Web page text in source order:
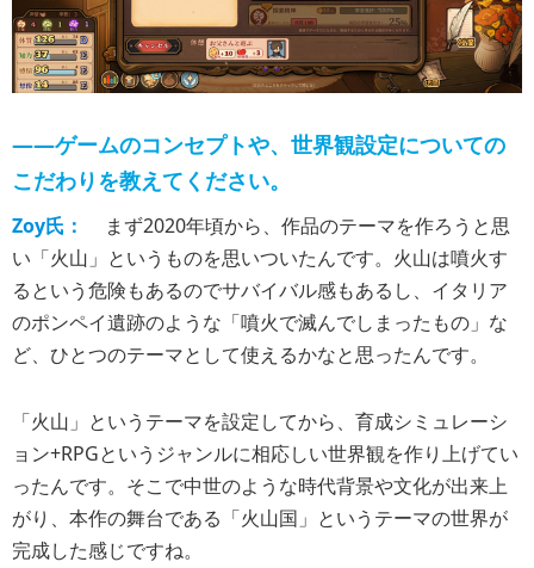
――ゲームのコンセプトや、世界観設定についての
こだわりを教えてください。
Zoy氏：
まず2020年頃から、作品のテーマを作ろうと思
い「火山」というものを思いついたんです。火山は噴火す
るという危険もあるのでサバイバル感もあるし、イタリア
のポンペイ遺跡のような「噴火で滅んでしまったもの」な
ど、ひとつのテーマとして使えるかなと思ったんです。
「火山」というテーマを設定してから、育成シミュレーシ
ョン+RPGというジャンルに相応しい世界観を作り上げてい
ったんです。そこで中世のような時代背景や文化が出来上
がり、本作の舞台である「火山国」というテーマの世界が
完成した感じですね。